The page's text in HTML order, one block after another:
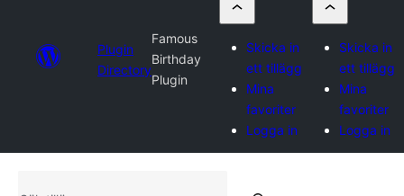
Plugin
Directory
Famous
Birthday
Plugin
Skicka in
ett tillägg
Mina
favoriter
Logga in
Skicka in
ett tillägg
Mina
favoriter
Logga in